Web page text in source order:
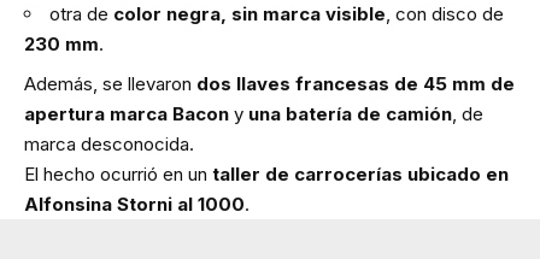
otra de color negra, sin marca visible, con disco de
230 mm.
Además, se llevaron dos llaves francesas de 45 mm de
apertura marca Bacon y una batería de camión, de
marca desconocida.
El hecho ocurrió en un taller de carrocerías ubicado en
Alfonsina Storni al 1000.